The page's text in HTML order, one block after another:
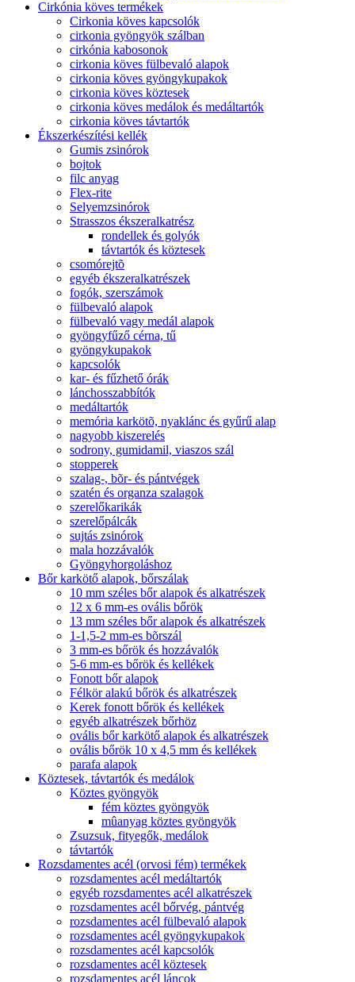
Cirkónia köves termékek
Cirkonia köves kapcsolók
cirkonia gyöngyök szálban
cirkónia kabosonok
cirkonia köves fülbevaló alapok
cirkonia köves gyöngykupakok
cirkonia köves köztesek
cirkonia köves medálok és medáltartók
cirkonia köves távtartók
Ékszerkészítési kellék
Gumis zsinórok
bojtok
filc anyag
Flex-rite
Selyemzsinórok
Strasszos ékszeralkatrész
rondellek és golyók
távtartók és köztesek
csomórejtõ
egyéb ékszeralkatrészek
fogók, szerszámok
fülbevaló alapok
fülbevaló vagy medál alapok
gyöngyfűző cérna, tű
gyöngykupakok
kapcsolók
kar- és fűzhető órák
lánchosszabbítók
medáltartók
memória karkötõ, nyaklánc és gyűrű alap
nagyobb kiszerelés
sodrony, gumidamil, viaszos szál
stopperek
szalag-, bõr- és pántvégek
szatén és organza szalagok
szerelőkarikák
szerelőpálcák
sujtás zsinórok
mala hozzávalók
Gyöngyhorgoláshoz
Bőr karkötő alapok, bőrszálak
10 mm széles bőr alapok és alkatrészek
12 x 6 mm-es ovális bőrök
13 mm széles bőr alapok és alkatrészek
1-1,5-2 mm-es bõrszál
3 mm-es bőrök és hozzávalók
5-6 mm-es bőrök és kellékek
Fonott bőr alapok
Félkör alakú bőrök és alkatrészek
Kerek fonott bőrök és kellékek
egyéb alkatrészek bőrhöz
ovális bőr karkötő alapok és alkatrészek
ovális bőrök 10 x 4,5 mm és kellékek
parafa alapok
Köztesek, távtartók és medálok
Köztes gyöngyök
fém köztes gyöngyök
mûanyag köztes gyöngyök
Zsuzsuk, fityegők, medálok
távtartók
Rozsdamentes acél (orvosi fém) termékek
rozsdamentes acél medáltartók
egyéb rozsdamentes acél alkatrészek
rozsdamentes acél bőrvég, pántvég
rozsdamentes acél fülbevaló alapok
rozsdamentes acél gyöngykupakok
rozsdamentes acél kapcsolók
rozsdamentes acél köztesek
rozsdamentes acél láncok